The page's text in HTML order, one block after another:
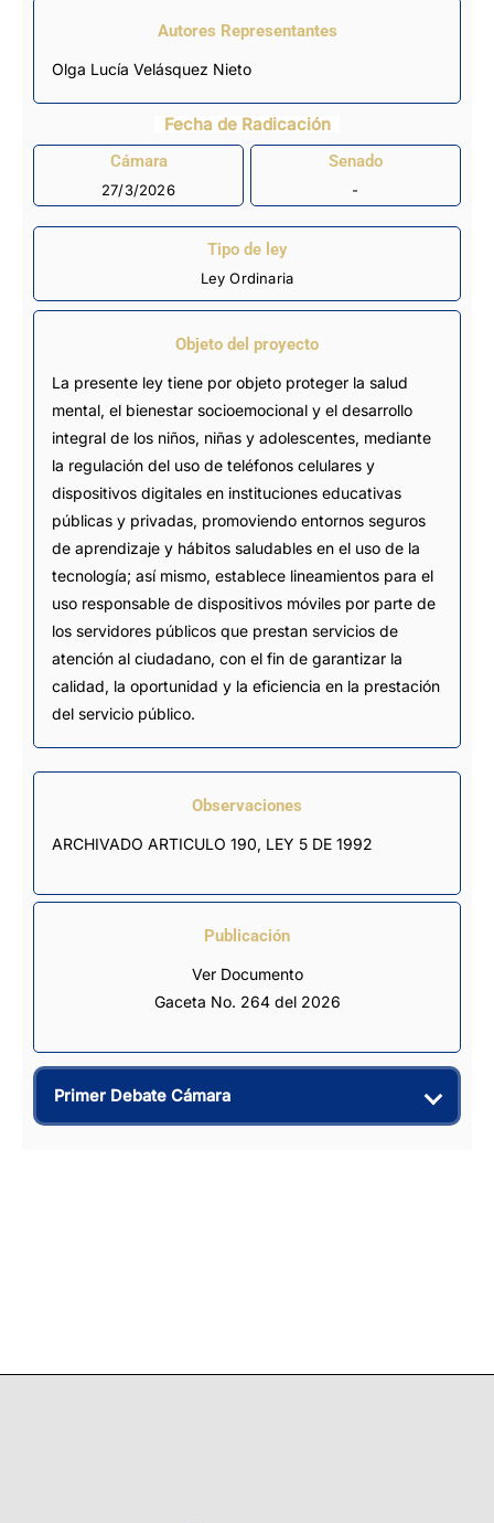
Autores Representantes
Olga Lucía Velásquez Nieto
Fecha de Radicación
Cámara
27/3/2026
Senado
-
Tipo de ley
Ley Ordinaria
Objeto del proyecto
La presente ley tiene por objeto proteger la salud
mental, el bienestar socioemocional y el desarrollo
integral de los niños, niñas y adolescentes, mediante
la regulación del uso de teléfonos celulares y
dispositivos digitales en instituciones educativas
públicas y privadas, promoviendo entornos seguros
de aprendizaje y hábitos saludables en el uso de la
tecnología; así mismo, establece lineamientos para el
uso responsable de dispositivos móviles por parte de
los servidores públicos que prestan servicios de
atención al ciudadano, con el fin de garantizar la
calidad, la oportunidad y la eficiencia en la prestación
del servicio público.
Observaciones
ARCHIVADO ARTICULO 190, LEY 5 DE 1992
Publicación
Ver Documento
Gaceta No. 264 del 2026
Primer Debate Cámara